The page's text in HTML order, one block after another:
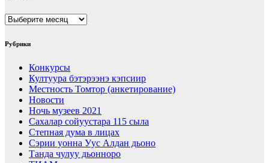
Архивы
Рубрики
Конкурсы
Култуура бэтэрээнэ кэпсиир
Местность Томтор (анкетирование)
Новости
Ночь музеев 2021
Сахалар сойуустара 115 сыла
Степная дума в лицах
Сэрии уонна Уус Алдан дьоно
Танда чулуу дьонноро